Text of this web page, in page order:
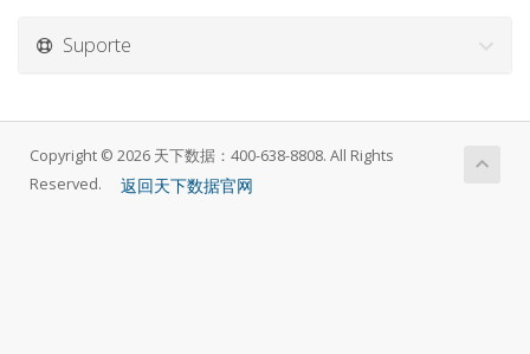
Suporte
Copyright © 2026 天下数据：400-638-8808. All Rights
Reserved.
返回天下数据官网